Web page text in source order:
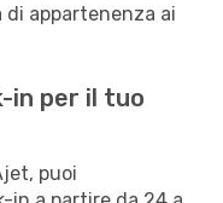
appartenenza ai
in per il tuo
puoi